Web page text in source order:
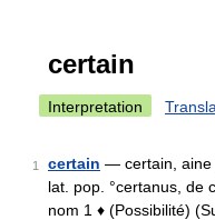
certain
Interpretation
1 certain — certain, aine
lat. pop. °certanus, de
nom 1 ♦ (Possibilité)